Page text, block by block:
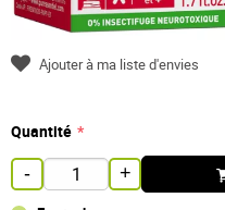
Quantité
- +
Ajouter à ma liste d'envies